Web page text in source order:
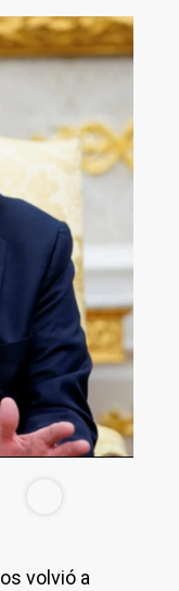
volvió a